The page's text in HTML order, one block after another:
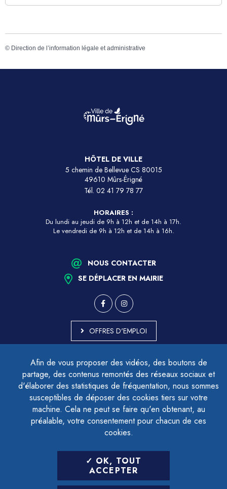
Afin de vous proposer des vidéos, des boutons de
partage, des contenus remontés des réseaux sociaux et
d'élaborer des statistiques de fréquentation, nous sommes
susceptibles de déposer des cookies tiers sur votre
machine. Cela ne peut se faire qu'en obtenant, au
préalable, votre consentement pour chacun de ces
cookies.
OK, TOUT
ACCEPTER
© Direction de l’information légale et administrative
HÔTEL DE VILLE
5 chemin de Bellevue CS 80015
49610 Mûrs-Érigné
Tél. 02 41 79 78 77
HORAIRES :
Du lundi au jeudi de 9h à 12h et de 14h à 17h.
Le vendredi de 9h à 12h et de 14h à 16h.
NOUS CONTACTER
SE DÉPLACER EN MAIRIE
OFFRES D'EMPLOI
ACCESSIBILITÉ - PARTIELLEMENT CONFORME
PLAN DU SITE
MENTIONS LÉGALES
CONTACTER LE DÉLÉGUÉ À LA PROTECTION DES DONNÉES
GESTION DES COOKIES
LETTRE D'INFORMATION
SAISIR VOTRE ADRESSE E-MAIL
POUR VOUS INSCRIRE :